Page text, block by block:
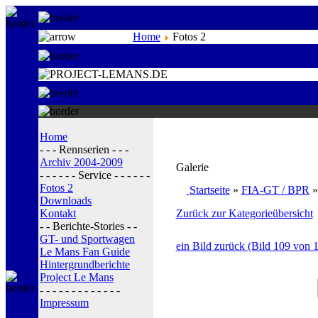
Home Fotos 2
Home
- - - Rennserien - - -
Archiv 2004-2009
- - - - - - Service - - - - - -
Fotos 2
Downloads
Kontakt
- - Berichte-Stories - -
GT- und Sportwagen
Le Mans Fan Guide
Hintergrundberichte
Project Le Mans
- - - - - - - - - - - - -
Impressum
Galerie
Startseite» FIA-GT / BPR
Zurück zur Kategorieübersicht
ein Bild zurück (Bild 109 von